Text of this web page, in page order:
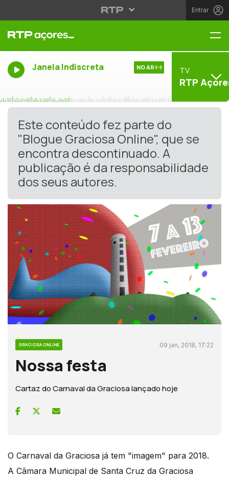
Entrar
Janela Indiscreta NO AR TV
RTP
Este conteúdo fez parte do
"Blogue Graciosa Online", que se
encontra descontinuado. A
publicação é da responsabilidade
dos seus autores.
GRACIOSA ONLINE 09 jan, 2018, 17:22
Nossa festa
Cartaz do Carnaval da Graciosa lançado hoje
O Carnaval da Graciosa já tem "imagem" para 2018.
A Câmara Municipal de Santa Cruz da Graciosa